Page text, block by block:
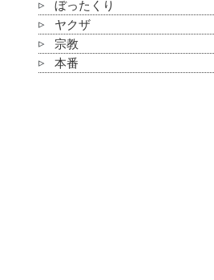
ぼったくり
ヤクザ
宗教
本番